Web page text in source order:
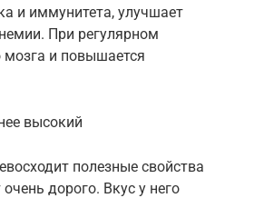
и иммунитета, улучшает
При регулярном
мозга и повышается
высокий
полезные свойства
дорого. Вкус у него